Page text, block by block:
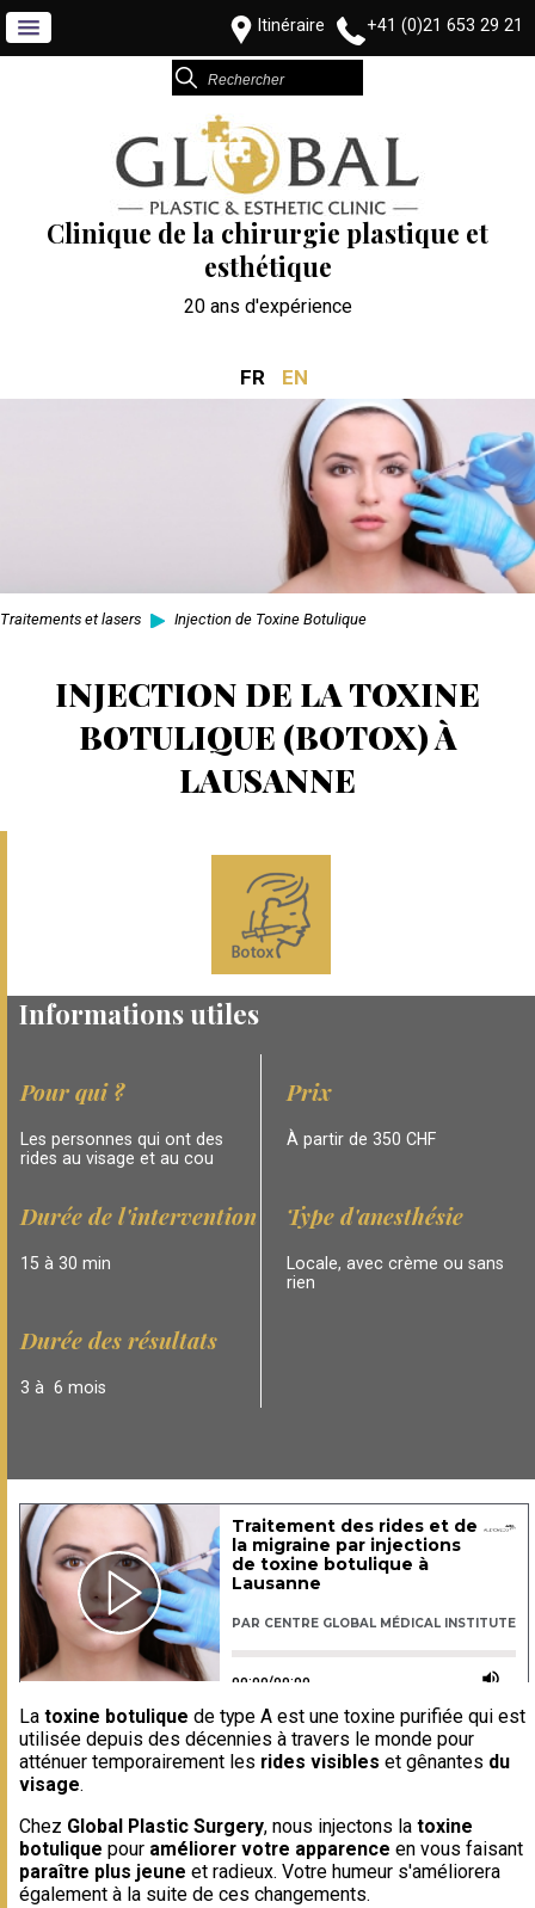
+41 (0)21 653 29 21
Itinéraire
Clinique de la chirurgie plastique et
esthétique
20 ans d'expérience
FR EN
Traitements et lasers Injection de Toxine Botulique
INJECTION DE LA TOXINE
BOTULIQUE (BOTOX) À
LAUSANNE
Informations utiles
Pour qui ?
Les personnes qui ont des
rides au visage et au cou
Prix
À partir de 350 CHF
Durée de l'intervention
15 à 30 min
Type d'anesthésie
Locale, avec crème ou sans
rien
Durée des résultats
3 à 6 mois
La toxine botulique de type A est une toxine purifiée qui est
utilisée depuis des décennies à travers le monde pour
atténuer temporairement les rides visibles et gênantes du
visage.
Chez Global Plastic Surgery, nous injectons la toxine
botulique pour améliorer votre apparence en vous faisant
paraître plus jeune et radieux. Votre humeur s'améliorera
également à la suite de ces changements.